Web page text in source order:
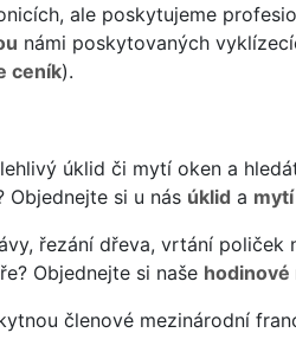
ale poskytujeme
námi poskytovaných
ceník).
úklid či mytí oken a
si u nás úklid a
řezání dřeva, vrtání poliček
Objednejte si naše hodinové
členové mezinárodní